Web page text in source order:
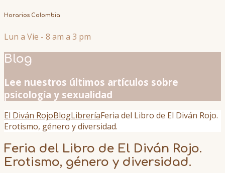
Horarios Colombia
Lun a Vie - 8 am a 3 pm
Blog
Lee nuestros últimos artículos sobre
psicología y sexualidad
El Diván RojoBlogLibreríaFeria del Libro de El Diván Rojo.
Erotismo, género y diversidad.
Feria del Libro de El Diván Rojo.
Erotismo, género y diversidad.